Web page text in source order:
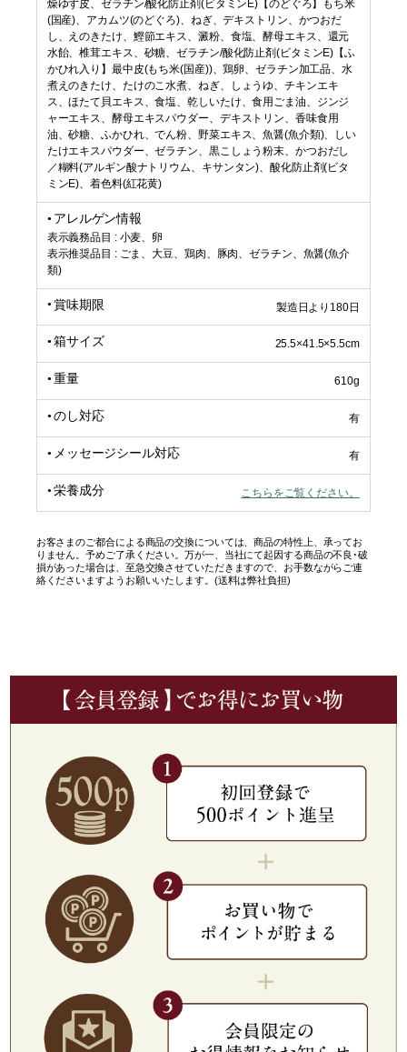
燥ゆず皮、ゼラチン/酸化防止剤(ビタミンE)【のどぐろ】もち米
(国産)、アカムツ(のどぐろ)、ねぎ、デキストリン、かつおだ
し、えのきたけ、鰹節エキス、澱粉、食塩、酵母エキス、還元
水飴、椎茸エキス、砂糖、ゼラチン/酸化防止剤(ビタミンE)【ふ
かひれ入り】最中皮(もち米(国産))、鶏卵、ゼラチン加工品、水
煮えのきたけ、たけのこ水煮、ねぎ、しょうゆ、チキンエキ
ス、ほたて貝エキス、食塩、乾しいたけ、食用ごま油、ジンジ
ャーエキス、酵母エキスパウダー、デキストリン、香味食用
油、砂糖、ふかひれ、でん粉、野菜エキス、魚醤(魚介類)、しい
たけエキスパウダー、ゼラチン、黒こしょう粉末、かつおだし
／糊料(アルギン酸ナトリウム、キサンタン)、酸化防止剤(ビタ
ミンE)、着色料(紅花黄)
アレルゲン情報
表示義務品目 : 小麦、卵
表示推奨品目 : ごま、大豆、鶏肉、豚肉、ゼラチン、魚醤(魚介
類)
賞味期限 製造日より180日
箱サイズ 25.5×41.5×5.5cm
重量 610g
のし対応 有
メッセージシール対応 有
栄養成分 こちらをご覧ください。
お客さまのご都合による商品の交換については、商品の特性上、承ってお
りません。予めご了承ください。万が一、当社にて起因する商品の不良･破
損があった場合は、至急交換させていただきますので、お手数ながらご連
絡くださいますようお願いいたします。(送料は弊社負担)